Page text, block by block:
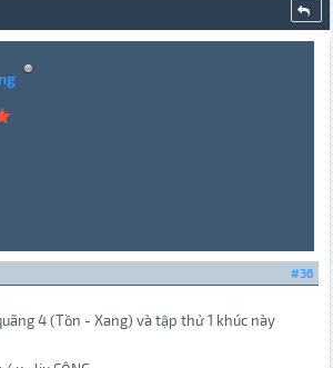
#36
4 (Tồn - Xang) và tập thử 1 khúc này